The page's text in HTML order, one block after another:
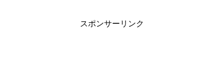
スポンサーリンク